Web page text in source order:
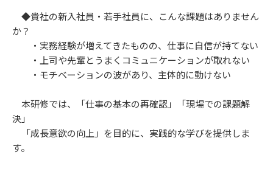
トップ
◆貴社の新入社員・若手社員に、こんな課題はありません
か？
・実務経験が増えてきたものの、仕事に自信が持てない
・上司や先輩とうまくコミュニケーションが取れない
・モチベーションの波があり、主体的に動けない
本研修では、「仕事の基本の再確認」「現場での課題解
決」
「成長意欲の向上」を目的に、実践的な学びを提供しま
す。